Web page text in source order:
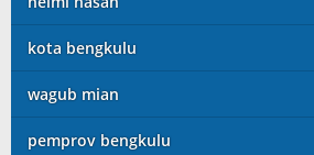
kota bengkulu
wagub mian
pemprov bengkulu